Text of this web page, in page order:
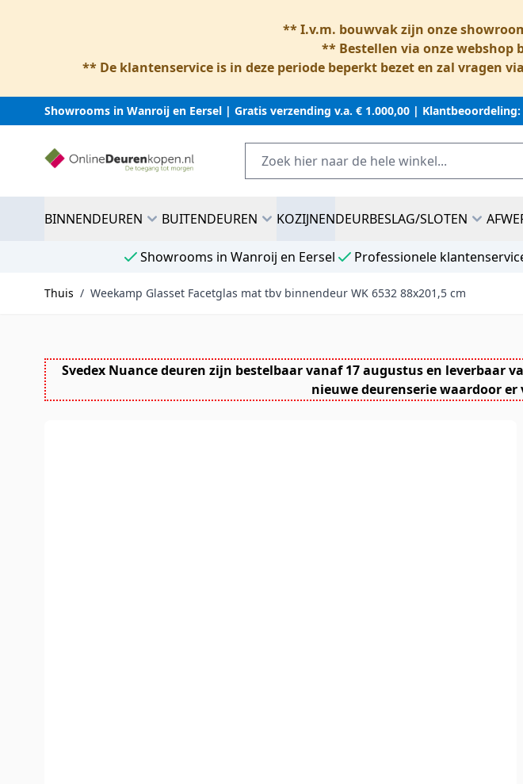
** I.v.m. bouwvak zijn onze
** Bestellen via onze
** De klantenservice is in deze periode beperkt bezet en zal vragen
Showrooms in Wanroij en Eersel | Gratis verzending v.a. € 1.000,00 |
BINNENDEUREN BUITENDEUREN KOZIJNENDEURBESLAG/SLOTEN
Showrooms in Wanroij en Eersel Professionele
Thuis / Weekamp Glasset Facetglas mat tbv binnendeur WK 6532 88x201,5 cm
Svedex Nuance deuren zijn bestelbaar vanaf 17 augustus en leverbaar
nieuwe deurenserie waardoor